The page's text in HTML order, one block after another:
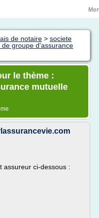
de notaire > societe
de groupe d'assurance
le thème :
mutuelle
assureur ci-dessous :